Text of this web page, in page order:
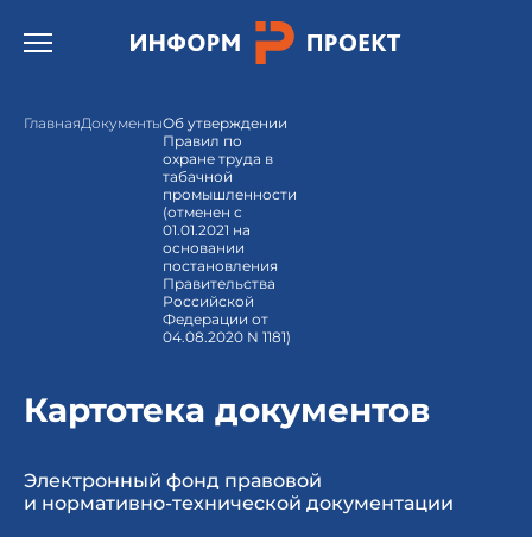
Открыть бургер меню.
ГлавнаяДокументыОб утверждении
Правил по
охране труда в
табачной
промышленности
(отменен с
01.01.2021 на
основании
постановления
Правительства
Российской
Федерации от
04.08.2020 N 1181)
Картотека документов
Электронный фонд правовой
и нормативно-технической документации